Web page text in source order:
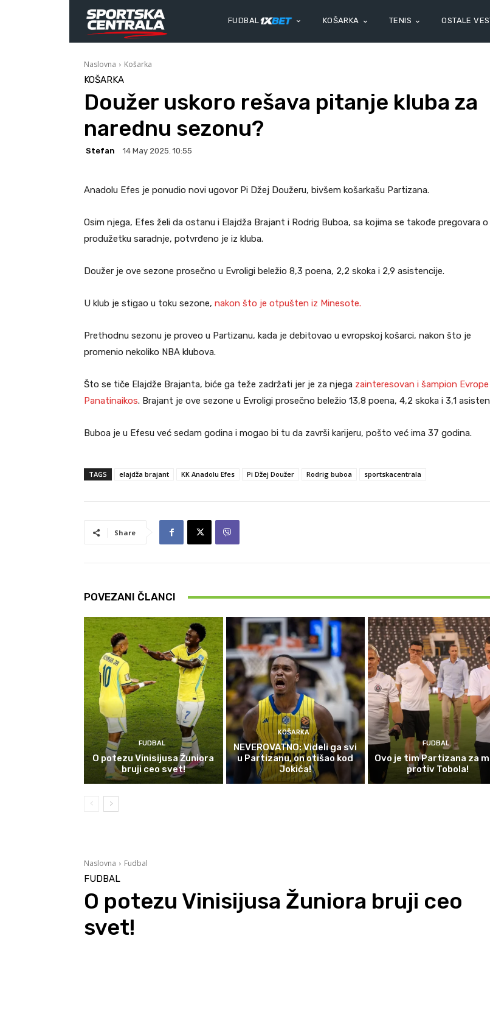
FUDBAL KOŠARKA TENIS OSTALE
Naslovna Košarka
KOŠARKA
Doužer uskoro rešava pitanje kluba za
narednu sezonu?
Stefan 14 May 2025. 10:55
Anadolu Efes je ponudio novi ugovor Pi Džej Doužeru, bivšem košarkašu Partizana.
Osim njega, Efes želi da ostanu i Elajdža Brajant i Rodrig Buboa, sa kojima se takođe pregovara o
produžetku saradnje, potvrđeno je iz kluba.
Doužer je ove sezone prosečno u Evroligi beležio 8,3 poena, 2,2 skoka i 2,9 asistencije.
U klub je stigao u toku sezone, nakon što je otpušten iz Minesote.
Prethodnu sezonu je proveo u Partizanu, kada je debitovao u evropskoj košarci, nakon što je
promenio nekoliko NBA klubova.
Što se tiče Elajdže Brajanta, biće ga teže zadržati jer je za njega zainteresovan i šampion Evrope
Panatinaikos. Brajant je ove sezone u Evroligi prosečno beležio 13,8 poena, 4,2 skoka i 3,1
Buboa je u Efesu već sedam godina i mogao bi tu da završi karijeru, pošto već ima 37 godina.
TAGS elajdža brajant KK Anadolu Efes Pi Džej Doužer Rodrig buboa sportskacentrala
Share
POVEZANI ČLANCI
FUDBAL
O potezu Vinisijusa Žuniora
bruji ceo svet!
KOŠARKA
NEVEROVATNO: Videli ga svi
u Partizanu, on otišao kod
Jokića!
FUDBAL
Ovo je tim Partizana za
protiv Tobola!